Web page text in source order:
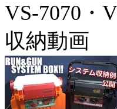
VS-7070・
収納動画